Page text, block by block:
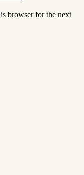
browser for the next